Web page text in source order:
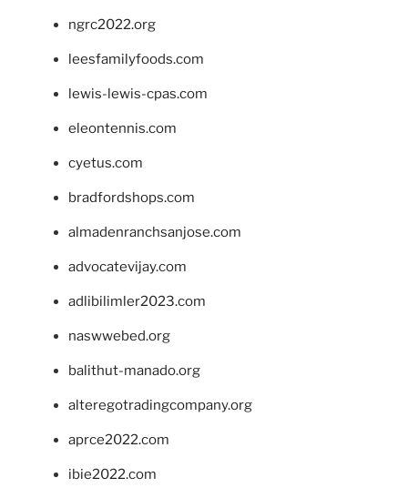
ngrc2022.org
leesfamilyfoods.com
lewis-lewis-cpas.com
eleontennis.com
cyetus.com
bradfordshops.com
almadenranchsanjose.com
advocatevijay.com
adlibilimler2023.com
naswwebed.org
balithut-manado.org
alteregotradingcompany.org
aprce2022.com
ibie2022.com